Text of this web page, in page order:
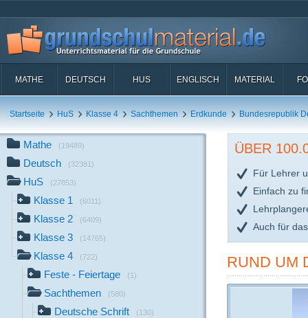
MATHE DEUTSCH HUS ENGLISCH MATERIAL
Startseite HuS Klasse 4 Sachthemen Erdkunde Bundesrepublik
Mathe (19489)
Deutsch (32381)
HuS (27853)
Klasse 1 (6011)
Klasse 2 (6409)
Klasse 3 (14765)
Klasse 4 (722)
Feste - Feiertage (1)
Sachthemen (580)
Deutsche Schrift (130)
ÜBER
Für Lehrer
Einfach zu
Auch für
RUND UM